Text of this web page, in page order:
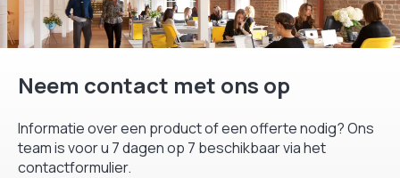
Neem contact met ons op
Informatie over een product of een offerte nodig? Ons
team is voor u 7 dagen op 7 beschikbaar via het
contactformulier.